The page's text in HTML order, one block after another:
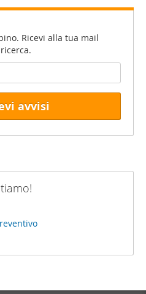
Ricevi alla tua mail
avvisi